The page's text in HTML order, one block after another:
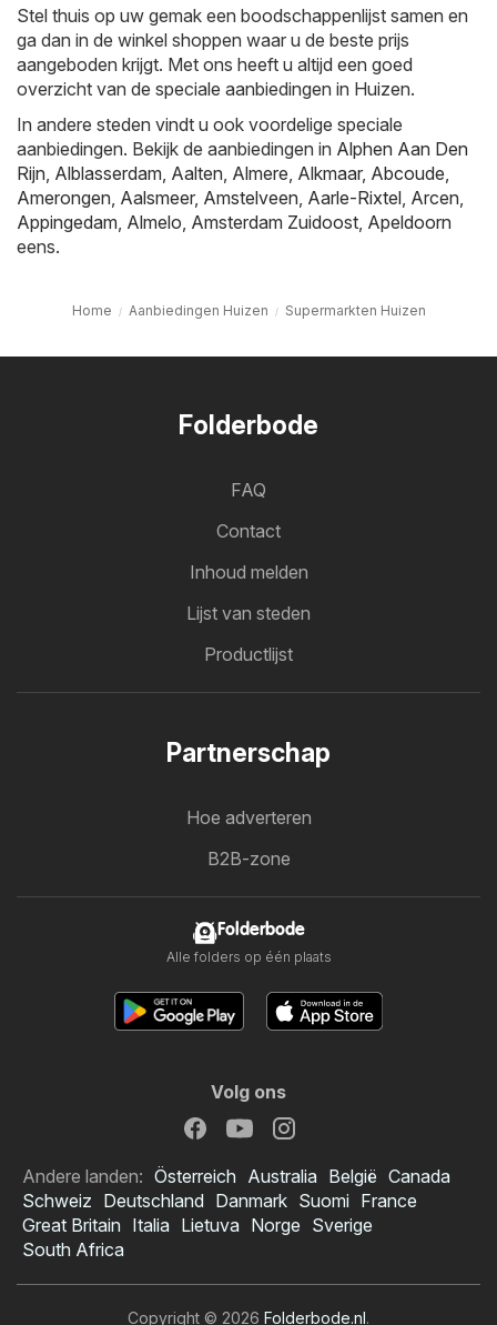
Stel thuis op uw gemak een boodschappenlijst samen en
ga dan in de winkel shoppen waar u de beste prijs
aangeboden krijgt. Met ons heeft u altijd een goed
overzicht van de speciale aanbiedingen in Huizen.
In andere steden vindt u ook voordelige speciale
aanbiedingen. Bekijk de aanbiedingen in Alphen Aan Den
Rijn, Alblasserdam, Aalten, Almere, Alkmaar, Abcoude,
Amerongen, Aalsmeer, Amstelveen, Aarle-Rixtel, Arcen,
Appingedam, Almelo, Amsterdam Zuidoost, Apeldoorn
eens.
Home Aanbiedingen Huizen Supermarkten Huizen
Folderbode
FAQ
Contact
Inhoud melden
Lijst van steden
Productlijst
Partnerschap
Hoe adverteren
B2B-zone
Folderbode
Alle folders op één plaats
Volg ons
Andere landen: Österreich Australia België Canada
Schweiz Deutschland Danmark Suomi France
Great Britain Italia Lietuva Norge Sverige
South Africa
Copyright © 2026 Folderbode.nl.